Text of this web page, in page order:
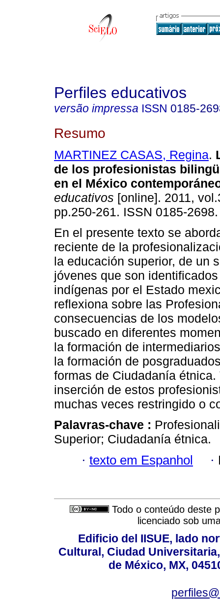
Perfiles educativos
versão impressa ISSN 0185-
Resumo
MARTINEZ CASAS, Regina.
de los profesionistas
en el México
educativos [online]. 2011,
pp.250-261. ISSN 0185-2698.
En el presente texto se
reciente de la
la educación superior, de un
jóvenes que son
indígenas por el Estado
reflexiona sobre las
consecuencias de los
buscado en diferentes
la formación de
la formación de
formas de Ciudadanía
inserción de estos
muchas veces restringido o
Palavras-chave :
Superior; Ciudadanía étnica.
· texto em Espanhol ·
Todo o conteúdo deste
licenciado sob
Edificio del IISUE, lado
Cultural, Ciudad
de México, MX,